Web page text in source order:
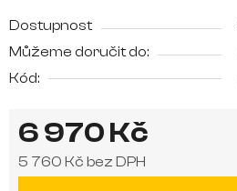
Dostupnost
Můžeme doručit do:
Kód:
6 970 Kč
5 760 Kč bez DPH